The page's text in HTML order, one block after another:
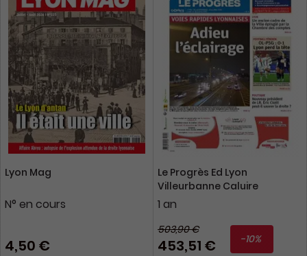
Lyon Mag
N° en cours
4,50 €
Le Progrès Ed Lyon
Villeurbanne Caluire
1 an
503,90 €
453,51 € -10%